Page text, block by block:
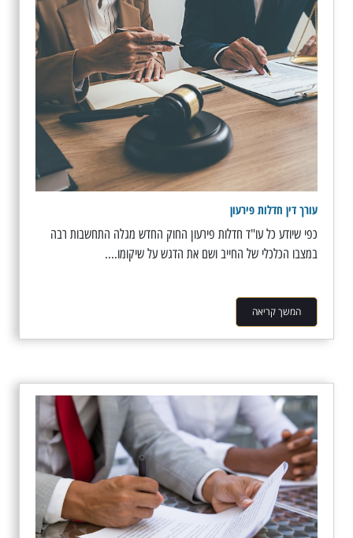
עורך דין חדלות פירעון
כפי שיודע כל עו"ד חדלות פירעון החוק החדש מגלה התחשבות רבה
במצבו הכלכלי של החייב ושם את הדגש על שיקומו....
המשך קריאה